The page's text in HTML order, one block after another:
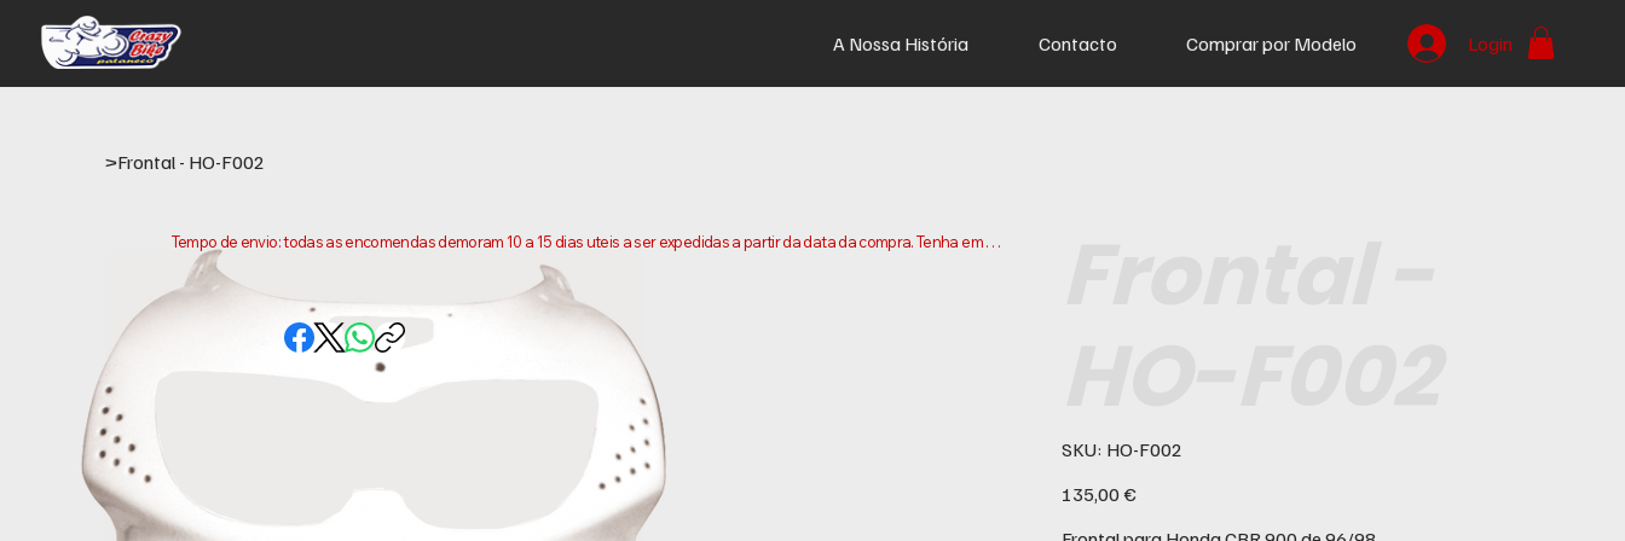
A Nossa História Contacto Comprar por Modelo Login
>Frontal - HO-F002
SKU: SKU
HO-
HO-F002
135,00 €
Tempo de envio: todas as encomendas demoram 10 a 15 dias uteis a ser expedidas a partir da data da compra. Tenha em
conta que este e o tempo necessario para prepararmos e enviarmos a sua encomenda. Os prazos de entrega podem
variar consoante a sua localização.